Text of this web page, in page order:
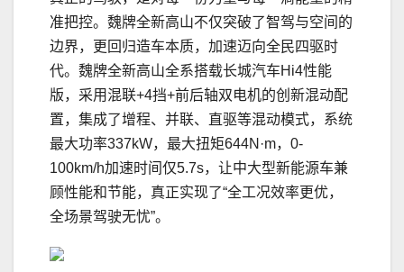
准把控。魏牌全新高山不仅突破了智驾与空间的
边界，更回归造车本质，加速迈向全民四驱时
代。魏牌全新高山全系搭载长城汽车Hi4性能
版，采用混联+4挡+前后轴双电机的创新混动配
置，集成了增程、并联、直驱等混动模式，系统
最大功率337kW，最大扭矩644N·m，0-
100km/h加速时间仅5.7s，让中大型新能源车兼
顾性能和节能，真正实现了“全工况效率更优，
全场景驾驶无忧”。